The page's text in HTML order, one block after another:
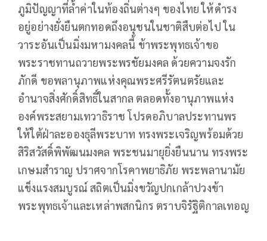
ภูมิปัญญาที่ล้ำค่าในท้องถิ่นต่างๆ ของไทย ให้ดำรง
อยู่อย่างยั่งยืนตกทอดถึงอนุชนในชาติสืบต่อไป ใน
วาระอันเป็นมิ่งมหามงคลนี้ ข้าพระพุทธเจ้าขอ
พระราชทานถวายพระพรชัยมงคล ด้วยความจงรัก
ภักดี ขอพลานุภาพแห่งคุณพระศรีรัตนตรัยและ
อำนาจสิ่งศักดิ์สิทธิ์ในสากล ตลอดทั้งอานุภาพแห่ง
องค์พระสยามเทวาธิราช โปรดอภิบาลประทานพร
ให้ใต้ฝ่าละอองธุลีพระบาท ทรงพระเจริญพร้อมด้วย
สิริสวัสดิ์พิพัฒนมงคล พระชนมายุยิ่งยืนนาน ทรงพระ
เกษมสำราญ ปราศจากโรคาพยาธิภัย พระพลานามัย
แข็งแรงสมบูรณ์ สถิตเป็นมิ่งขวัญปกเกล้าปวงข้า
พระพุทธเจ้าและเหล่าพสกนิกร ตราบจิรัฐิติกาลเทอญ